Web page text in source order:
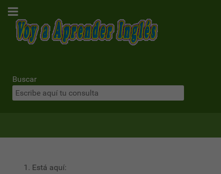
Buscar
Está aquí: